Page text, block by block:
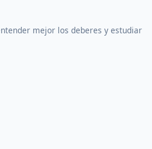
mejor los deberes y estudiar